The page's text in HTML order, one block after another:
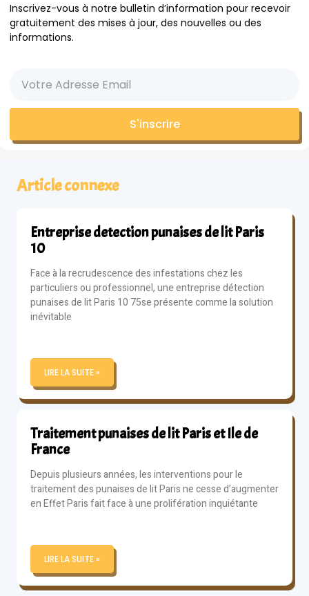
Inscrivez-vous à notre bulletin d’information pour recevoir
gratuitement des mises à jour, des nouvelles ou des
informations.
S'inscrire
Article connexe
Entreprise detection punaises de lit Paris
10
Face à la recrudescence des infestations chez les
particuliers ou professionnel, une entreprise détection
punaises de lit Paris 10 75se présente comme la solution
inévitable
LIRE LA SUITE »
Traitement punaises de lit Paris et Ile de
France
Depuis plusieurs années, les interventions pour le
traitement des punaises de lit Paris ne cesse d’augmenter
en Effet Paris fait face à une prolifération inquiétante
LIRE LA SUITE »